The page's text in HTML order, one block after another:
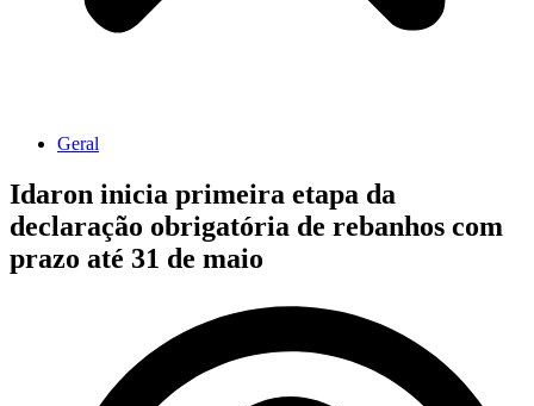
Geral
Idaron inicia primeira etapa da
declaração obrigatória de rebanhos com
prazo até 31 de maio